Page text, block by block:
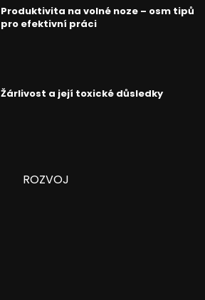
Produktivita na volné noze – osm tipů
pro efektivní práci
Žárlivost a její toxické důsledky
ROZVOJ